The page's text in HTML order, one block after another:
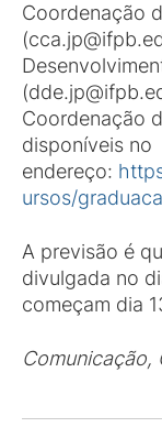
Coordenação
Coordenação
disponíveis no
endereço:
ursos/
A previsão é
divulgada no
começam dia
Comunicação,